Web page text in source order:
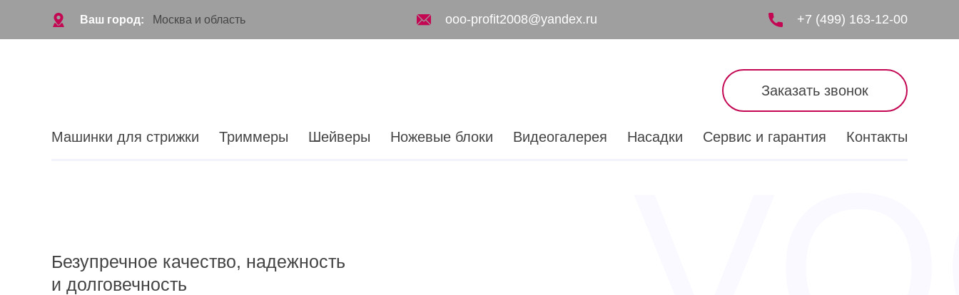
Ваш город: Москва и область ooo-profit2008@yandex.ru +7 (499) 163-12-00
Заказать звонок
Машинки для стрижки Триммеры Шейверы Ножевые блоки Видеогалерея Насадки Сервис и гарантия Контакты
Безупречное качество, надежность
и долговечность